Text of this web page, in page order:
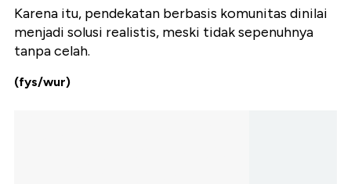
Karena itu, pendekatan berbasis komunitas dinilai
menjadi solusi realistis, meski tidak sepenuhnya
tanpa celah.
(fys/wur)